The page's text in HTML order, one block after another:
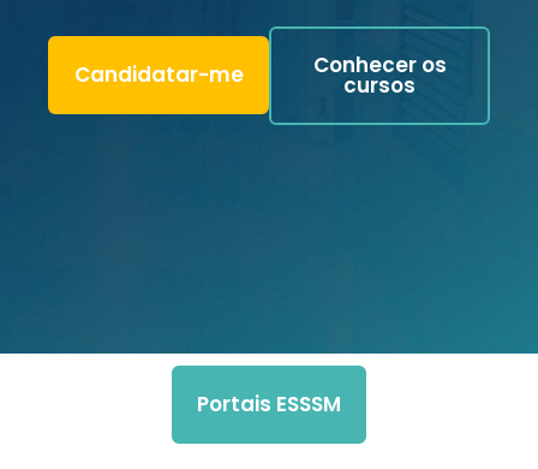
Candidatar-me Conhecer os
cursos
Portais ESSSM